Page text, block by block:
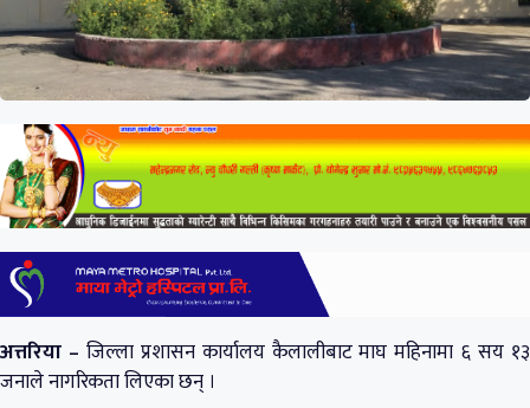
अत्तरिया – जिल्ला प्रशासन कार्यालय कैलालीबाट माघ महिनामा ६ सय १३
जनाले नागरिकता लिएका छन् ।